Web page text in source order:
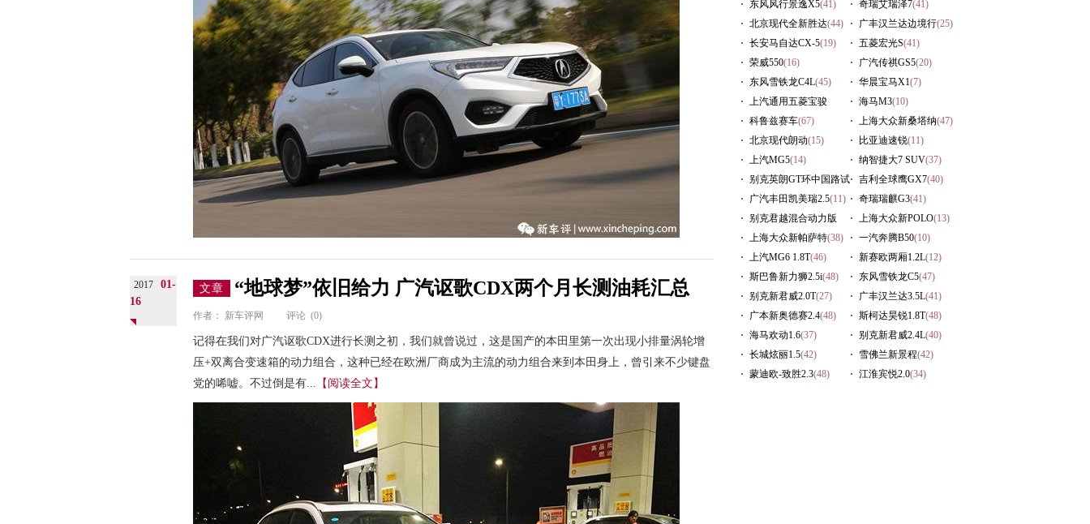
2017
01-
16
文章 “地球梦”依旧给力 广汽讴歌CDX两个月长测油耗汇总
作者： 新车评网 评论 (0)
记得在我们对广汽讴歌CDX进行长测之初，我们就曾说过，这是国产的本田里第一次出现小排量涡轮增
压+双离合变速箱的动力组合，这种已经在欧洲厂商成为主流的动力组合来到本田身上，曾引来不少键盘
党的唏嘘。不过倒是有... 【阅读全文】
(16)
东风风行景逸X5(41) 奇瑞艾瑞泽7(41)
北京现代全新胜达(44) 广丰汉兰达边境行(25)
长安马自达CX-5(19) 五菱宏光S(41)
荣威550(16) 广汽传祺GS5(20)
东风雪铁龙C4L(45) 华晨宝马X1(7)
上汽通用五菱宝骏
630(16)
海马M3(10)
科鲁兹赛车(67) 上海大众新桑塔纳(47)
北京现代朗动(15) 比亚迪速锐(11)
上汽MG5(14) 纳智捷大7 SUV(37)
别克英朗GT环中国路试
(54)
吉利全球鹰GX7(40)
广汽丰田凯美瑞2.5(11) 奇瑞瑞麒G3(41)
别克君越混合动力版
(14)
上海大众新POLO(13)
上海大众新帕萨特(38) 一汽奔腾B50(10)
上汽MG6 1.8T(46) 新赛欧两厢1.2L(12)
斯巴鲁新力狮2.5i(48) 东风雪铁龙C5(47)
别克新君威2.0T(27) 广丰汉兰达3.5L(41)
广本新奥德赛2.4(48) 斯柯达昊锐1.8T(48)
海马欢动1.6(37) 别克新君威2.4L(40)
长城炫丽1.5(42) 雪佛兰新景程(42)
蒙迪欧-致胜2.3(48) 江淮宾悦2.0(34)